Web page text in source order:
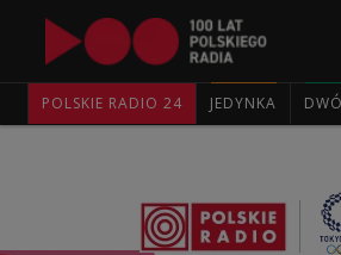
POLSKIE RADIO 24 JEDYNKA